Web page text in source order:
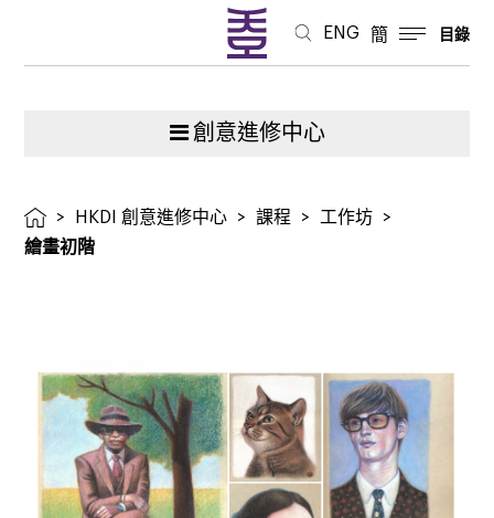
ENG 簡 目錄
創意進修中心
> HKDI 創意進修中心 > 課程 > 工作坊
>
繪畫初階